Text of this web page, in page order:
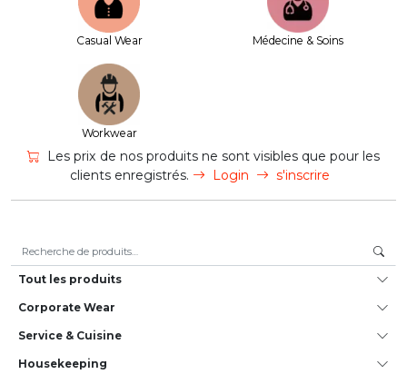
Casual Wear Médecine & Soins
Workwear
Les prix de nos produits ne sont visibles que pour les
clients enregistrés.
Login s'inscrire
Tout les produits
Corporate Wear
Service & Cuisine
House­keeping